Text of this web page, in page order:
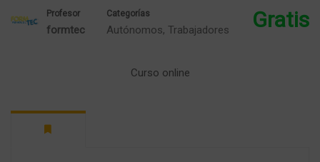
Profesor
formtec
Categorías
Autónomos, Trabajadores Gratis
Curso online